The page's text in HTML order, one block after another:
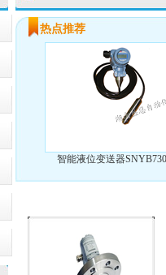
热点推荐
智能液位变送器SNYB730